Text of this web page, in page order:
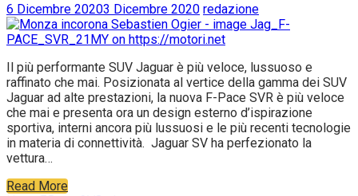
6 Dicembre 20203 Dicembre 2020 redazione
Il più performante SUV Jaguar è più veloce, lussuoso e
raffinato che mai. Posizionata al vertice della gamma dei SUV
Jaguar ad alte prestazioni, la nuova F-Pace SVR è più veloce
che mai e presenta ora un design esterno d’ispirazione
sportiva, interni ancora più lussuosi e le più recenti tecnologie
in materia di connettività. Jaguar SV ha perfezionato la
vettura…
Read More